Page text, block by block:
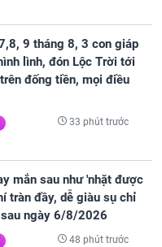
9 tháng 8, 3 con giáp
lình, đón Lộc Trời tới
đống tiền, mọi điều
33 phút trước
mắn sau như 'nhặt được
tràn đầy, dễ giàu sụ chỉ
ngày 6/8/2026
48 phút trước